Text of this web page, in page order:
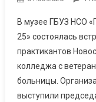
В музее ГБУЗ НСО
25» состоялась
практикантов
колледжа с
больницы.
выступили